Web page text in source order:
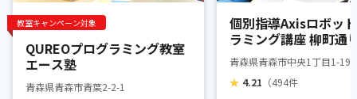
教室キャンペーン対象
QUREOプログラミング教室
エース塾
青森県青森市青葉2-2-1
個別指導Axisロボッ
ラミング講座 柳町通
青森県青森市中央1丁目1-19
★ 4.21 （494件